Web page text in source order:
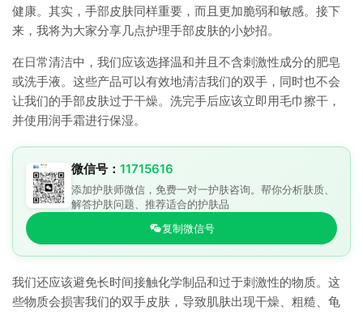
健康。其实，手部皮肤同样重要，而且更加脆弱和敏感。接下
来，我将为大家分享几点护理手部皮肤的小妙招。
在日常清洁中，我们应该选择温和并且不含刺激性成分的肥皂
或洗手液。这些产品可以有效地清洁我们的双手，同时也不会
让我们的手部皮肤过于干燥。洗完手后应该立即用毛巾擦干，
并使用润手霜进行保湿。
微信号： 11715616
添加护肤师微信，免费一对一护肤咨询。帮你分析肤质、
解答护肤问题、推荐适合的护肤品
复制微信号
我们还应该避免长时间接触化学制品和过于刺激性的物质。这
些物质会损害我们的双手皮肤，导致肌肤出现干燥、粗糙、龟